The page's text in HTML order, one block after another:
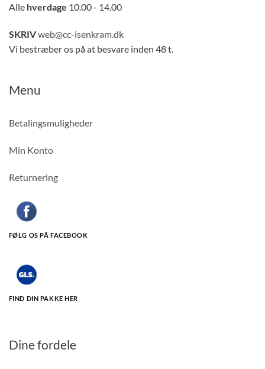
Alle hverdage 10.00 - 14.00
SKRIVweb@cc-isenkram.dk
Vi bestræber os på at besvare inden 48 t.
Menu
Betalingsmuligheder
Min Konto
Returnering
FØLG OS PÅ FACEBOOK
FIND DIN PAKKE HER
Dine fordele